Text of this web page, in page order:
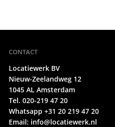
CONTACT
Locatiewerk BV
Nieuw-Zeelandweg 12
1045 AL Amsterdam
Tel. 020-219 47 20
Whatsapp +31 20 219 47 20
Email: info@locatiewerk.nl